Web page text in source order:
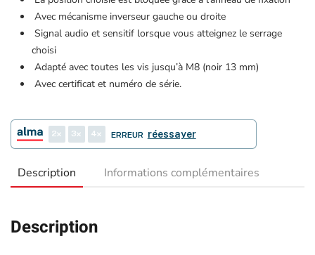
Avec mécanisme inverseur gauche ou droite
Signal audio et sensitif lorsque vous atteignez le serrage
choisi
Adapté avec toutes les vis jusqu’à M8 (noir 13 mm)
Avec certificat et numéro de série.
2 3 4 ERREUR réessayer
Description Informations complémentaires
Description